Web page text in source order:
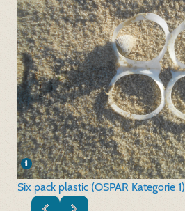
Six pack plastic (OSPAR Kategorie 1)